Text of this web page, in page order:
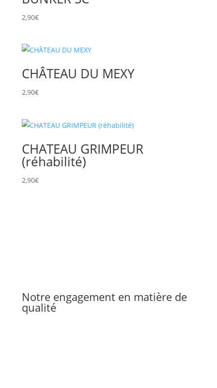
2,90€
CHÂTEAU DU MEXY
2,90€
CHATEAU GRIMPEUR
(réhabilité)
2,90€
Notre engagement en matière de
qualité